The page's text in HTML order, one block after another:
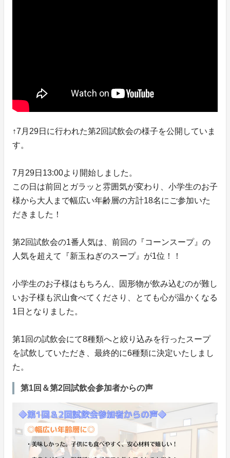
↑7月29日に行われた第2回試飲会の様子を公開していま
す。
7月29日13:00より開始しました。
この日は前回とガラッと雰囲気が変わり、小学生のお子
様から大人まで幅広い年齢層の方計18名にご参加いた
だきました！
第2回試飲会の1番人気は、前回の『コーンスープ』の
人気を超えて『新玉ねぎのスープ』が1位！！
小学生のお子様はもちろん、固形物が飲み込むのが難し
いお子様も沢山食べてくださり、とても心が温かくなる
1日となりました。
第1回の試飲会にて8種類へと絞り込みを行ったスープ
を試飲していただき、最終的に6種類に決定いたしまし
た。
第1回＆第2回試飲会参加者からの声